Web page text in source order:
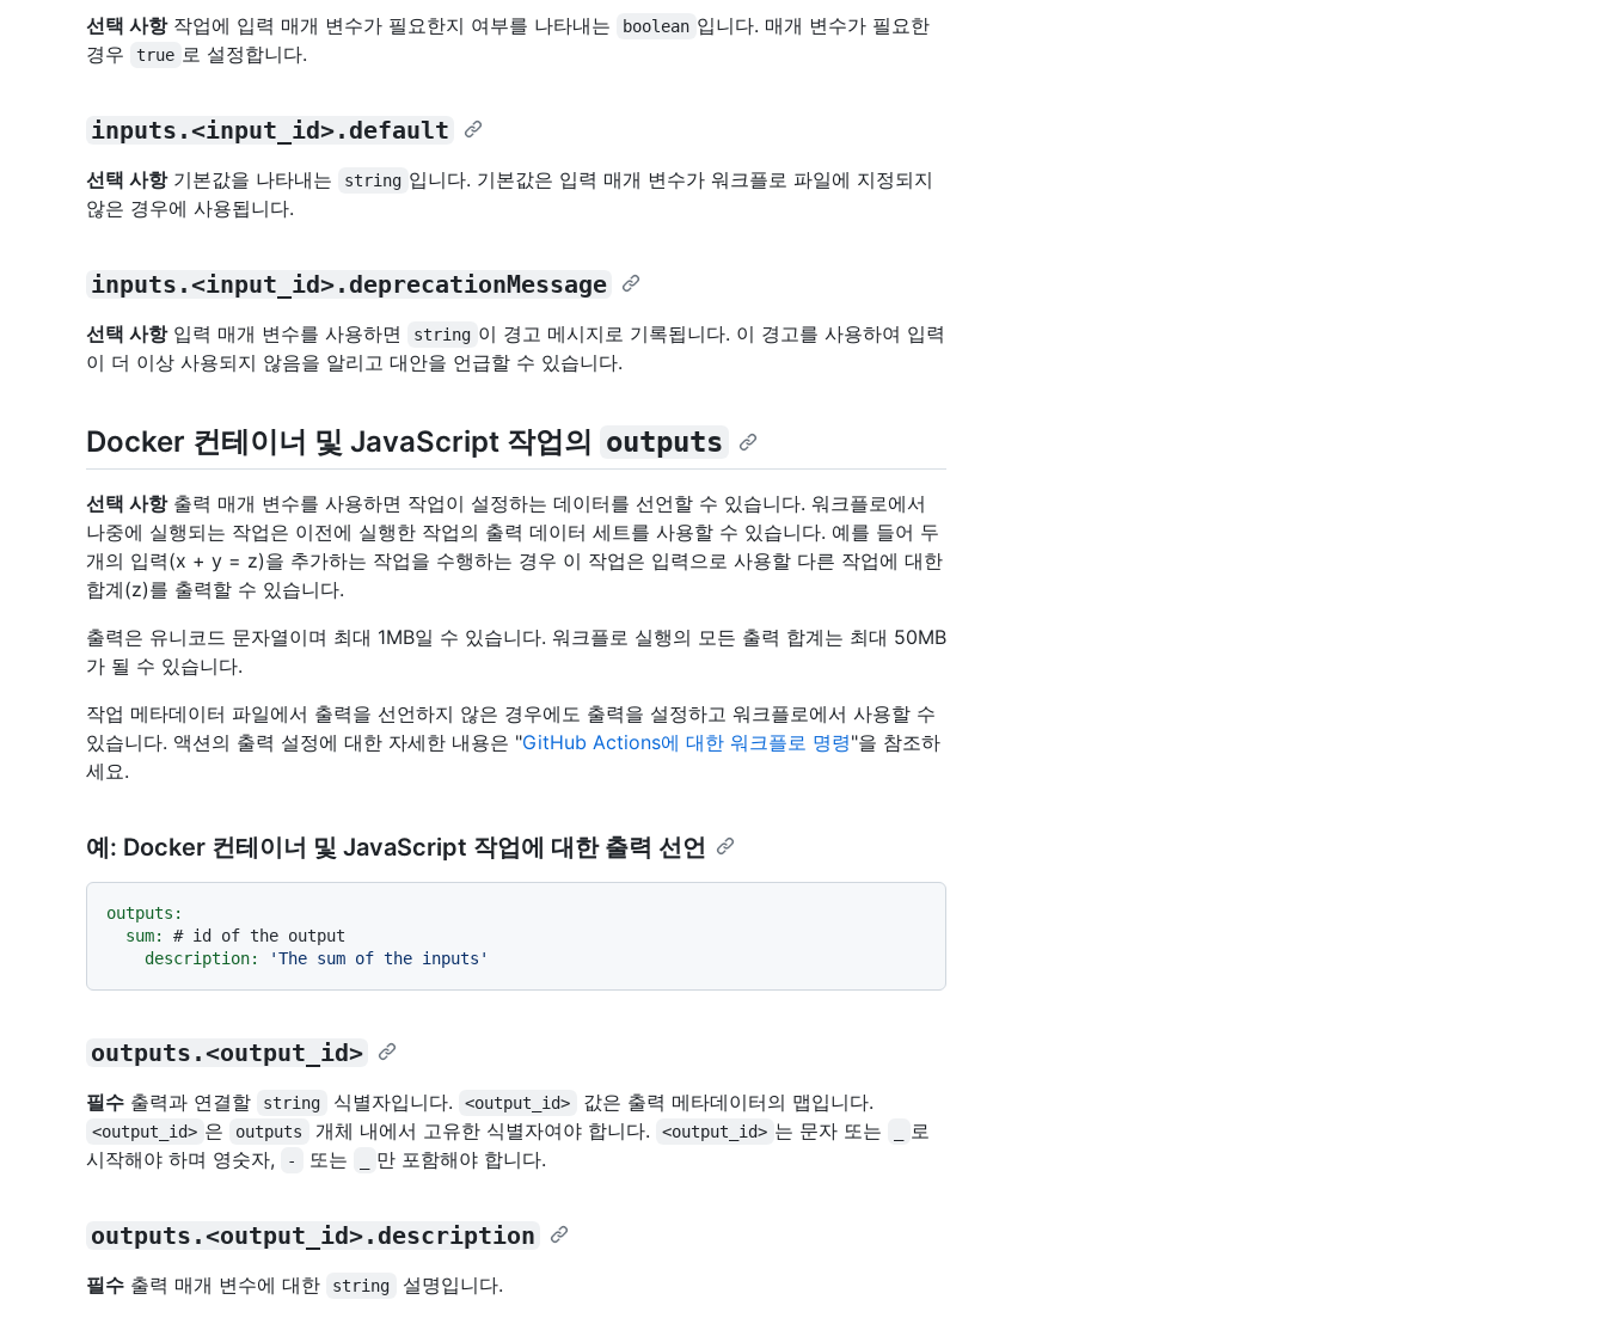
선택 사항작업에 입력 매개 변수가 필요한지 여부를 나타내는 boolean 입니다. 매개 변수가 필요한
경우
true 로 설정합니다.
inputs.<input_id>.default
선택 사항기본값을 나타내는 string 입니다. 기본값은 입력 매개 변수가 워크플로 파일에 지정되지
않은 경우에 사용됩니다.
inputs.<input_id>.deprecationMessage
선택 사항입력 매개 변수를 사용하면 string 이 경고 메시지로 기록됩니다. 이 경고를 사용하여 입력
이 더 이상 사용되지 않음을 알리고 대안을 언급할 수 있습니다.
Docker 컨테이너 및 JavaScript 작업의 outputs
선택 사항출력 매개 변수를 사용하면 작업이 설정하는 데이터를 선언할 수 있습니다. 워크플로에서
나중에 실행되는 작업은 이전에 실행한 작업의 출력 데이터 세트를 사용할 수 있습니다. 예를 들어 두
개의 입력(x + y = z)을 추가하는 작업을 수행하는 경우 이 작업은 입력으로 사용할 다른 작업에 대한
합계(z)를 출력할 수 있습니다.
출력은 유니코드 문자열이며 최대 1MB일 수 있습니다. 워크플로 실행의 모든 출력 합계는 최대 50MB
가 될 수 있습니다.
작업 메타데이터 파일에서 출력을 선언하지 않은 경우에도 출력을 설정하고 워크플로에서 사용할 수
있습니다. 액션의 출력 설정에 대한 자세한 내용은 "GitHub Actions에 대한 워크플로 명령"을 참조하
세요.
예: Docker 컨테이너 및 JavaScript 작업에 대한 출력 선언
outputs:
sum:
# id of the output
description:
'The sum of the inputs'
outputs.<output_id>
필수 출력과 연결할 string 식별자입니다. <output_id> 값은 출력 메타데이터의 맵입니다.
<output_id> 은 outputs 개체 내에서 고유한 식별자여야 합니다. <output_id> 는 문자 또는
로
시작해야 하며 영숫자,
- 또는 만 포함해야 합니다.
outputs.<output_id>.description
필수 출력 매개 변수에 대한 string 설명입니다.